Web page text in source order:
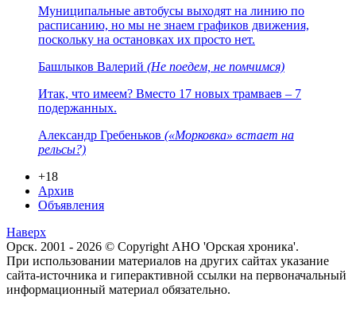
Муниципальные автобусы выходят на линию по
расписанию, но мы не знаем графиков движения,
поскольку на остановках их просто нет.
Башлыков Валерий (Не поедем, не помчимся)
Итак, что имеем? Вместо 17 новых трамваев – 7
подержанных.
Александр Гребеньков («Морковка» встает на
рельсы?)
+18
Архив
Объявления
Наверх
Орск. 2001 - 2026 © Copyright АНО 'Орская хроника'.
При использовании материалов на других сайтах указание
сайта-источника и гиперактивной ссылки на первоначальный
информационный материал обязательно.